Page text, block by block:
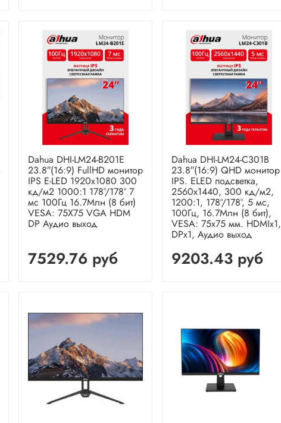
Dahua DHI-LM24-B201E
23.8″(16:9) FullHD монитор
IPS E-LED 1920x1080 300
кд/м2 1000:1 178°/178° 7
мс 100Гц 16.7Млн (8 бит)
VESA: 75X75 VGA HDM
DP Аудио выход
7529.76 руб
Dahua DHI-LM24-C301B
23.8″(16:9) QHD монитор
IPS. ELED подсветка,
2560x1440, 300 кд/м2,
1200:1, 178°/178°, 5 мс,
100Гц, 16.7Млн (8 бит),
VESA: 75x75 мм. HDMIx1,
DPx1, Аудио выход
9203.43 руб